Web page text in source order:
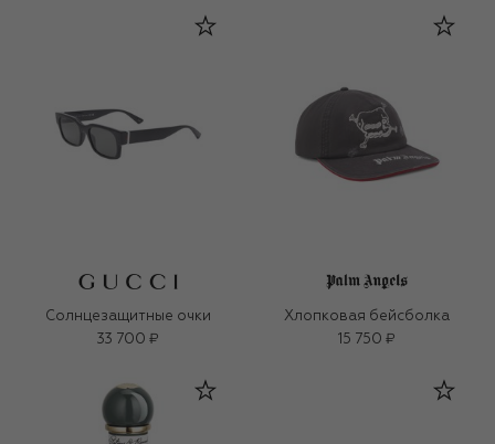
Солнцезащитные очки
33 700 ₽
Хлопковая бейсболка
15 750 ₽